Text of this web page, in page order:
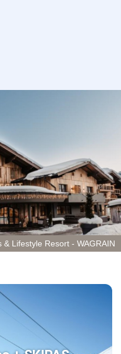
& Lifestyle Resort - WAGRAIN